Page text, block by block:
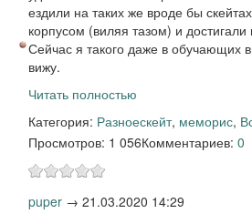
ездили на таких же вроде бы
корпусом (виляя тазом) и достигали
Сейчас я такого даже в обучающих
вижу.
Читать полностью
Категория: Разноескейт, меморис,
Просмотров: 1 056Комментариев: 0
puper → 21.03.2020 14:29